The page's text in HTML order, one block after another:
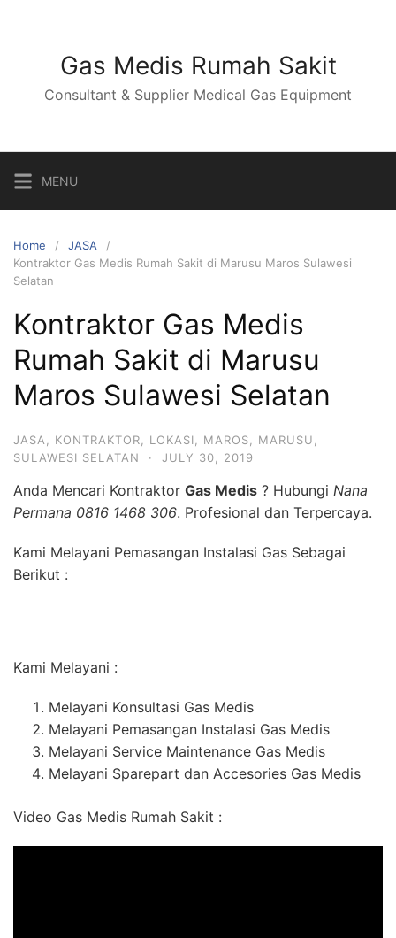
Gas Medis Rumah Sakit
Consultant & Supplier Medical Gas Equipment
MENU
Home
JASA
Kontraktor Gas Medis Rumah Sakit di Marusu Maros Sulawesi
Selatan
Kontraktor Gas Medis
Rumah Sakit di Marusu
Maros Sulawesi Selatan
JASA KONTRAKTOR LOKASI MAROS MARUSU
SULAWESI SELATAN
· JULY 30, 2019
Anda Mencari Kontraktor Gas Medis ? Hubungi Nana
Permana 0816 1468 306. Profesional dan Terpercaya.
Kami Melayani Pemasangan Instalasi Gas Sebagai
Berikut :
Kami Melayani :
Melayani Konsultasi Gas Medis
Melayani Pemasangan Instalasi Gas Medis
Melayani Service Maintenance Gas Medis
Melayani Sparepart dan Accesories Gas Medis
Video Gas Medis Rumah Sakit :